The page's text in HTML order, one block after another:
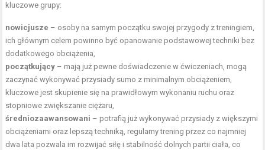
kluczowe grupy:
nowicjusze – osoby na samym początku swojej przygody z treningiem,
ich głównym celem powinno być opanowanie podstawowej techniki bez
dodatkowego obciążenia,
początkujący – mają już pewne doświadczenie w ćwiczeniach, mogą
zaczynać wykonywać przysiady sumo z minimalnym obciążeniem,
kluczowe jest skupienie się na prawidłowym wykonaniu ruchu oraz
stopniowe zwiększanie ciężaru,
średniozaawansowani – potrafią już wykonywać przysiady z większymi
obciążeniami oraz lepszą techniką, regularny trening przez co najmniej
dwa lata pozwala im rozwijać siłę i stabilność dolnych partii ciała, co